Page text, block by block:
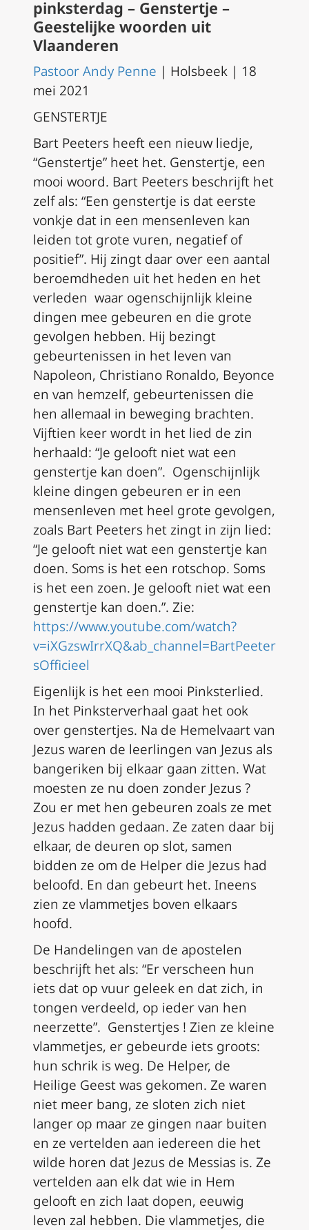
pinksterdag – Genstertje –
Geestelijke woorden uit
Vlaanderen
Pastoor Andy Penne | Holsbeek | 18
mei 2021
GENSTERTJE
Bart Peeters heeft een nieuw liedje,
“Genstertje” heet het. Genstertje, een
mooi woord. Bart Peeters beschrijft het
zelf als: “Een genstertje is dat eerste
vonkje dat in een mensenleven kan
leiden tot grote vuren, negatief of
positief”. Hij zingt daar over een aantal
beroemdheden uit het heden en het
verleden waar ogenschijnlijk kleine
dingen mee gebeuren en die grote
gevolgen hebben. Hij bezingt
gebeurtenissen in het leven van
Napoleon, Christiano Ronaldo, Beyonce
en van hemzelf, gebeurtenissen die
hen allemaal in beweging brachten.
Vijftien keer wordt in het lied de zin
herhaald: “Je gelooft niet wat een
genstertje kan doen”. Ogenschijnlijk
kleine dingen gebeuren er in een
mensenleven met heel grote gevolgen,
zoals Bart Peeters het zingt in zijn lied:
“Je gelooft niet wat een genstertje kan
doen. Soms is het een rotschop. Soms
is het een zoen. Je gelooft niet wat een
genstertje kan doen.”. Zie:
https://www.youtube.com/watch?
v=iXGzswIrrXQ&ab_channel=BartPeeter
sOfficieel
Eigenlijk is het een mooi Pinksterlied.
In het Pinksterverhaal gaat het ook
over genstertjes. Na de Hemelvaart van
Jezus waren de leerlingen van Jezus als
bangeriken bij elkaar gaan zitten. Wat
moesten ze nu doen zonder Jezus ?
Zou er met hen gebeuren zoals ze met
Jezus hadden gedaan. Ze zaten daar bij
elkaar, de deuren op slot, samen
bidden ze om de Helper die Jezus had
beloofd. En dan gebeurt het. Ineens
zien ze vlammetjes boven elkaars
hoofd.
De Handelingen van de apostelen
beschrijft het als: “Er verscheen hun
iets dat op vuur geleek en dat zich, in
tongen verdeeld, op ieder van hen
neerzette”. Genstertjes ! Zien ze kleine
vlammetjes, er gebeurde iets groots:
hun schrik is weg. De Helper, de
Heilige Geest was gekomen. Ze waren
niet meer bang, ze sloten zich niet
langer op maar ze gingen naar buiten
en ze vertelden aan iedereen die het
wilde horen dat Jezus de Messias is. Ze
vertelden aan elk dat wie in Hem
gelooft en zich laat dopen, eeuwig
leven zal hebben. Die vlammetjes, die